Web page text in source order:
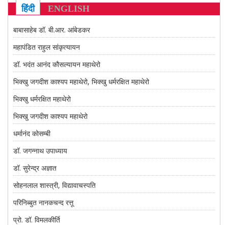
हिंदी ENGLISH
बाबासाहेब डॉ. बी.आर. आंबेडकर
महापंडित राहुल सांकृत्यायन
डॉ. भदंत आनंद कौसल्यायन महाथेरो
भिक्खु जगदीश काश्यप महाथेरो, भिक्खु धर्मरक्षित महाथेरो
भिक्खु धर्मरक्षित महाथेरो
भिक्खु जगदीश काश्यप महाथेरो
धर्मानंद कोसम्बी
डॉ. जगन्नाथ उपाध्याय
डॉ. सुरेन्द्र अज्ञात
सोहनलाल शास्त्री, विद्यावाचस्पति
परिनिब्बुत नानकचन्द रत्तू
प्रो. डॉ. विमलकीर्ति